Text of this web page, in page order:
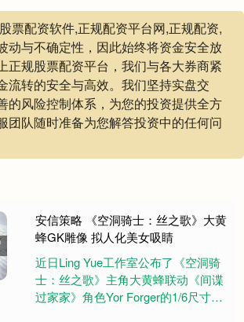
票配资软件,正规配资平台网,正规配资,
动与不确定性，因此始终将资金安全放
正规股票配资平台，我们与各大券商紧
流转的安全与高效。我们坚持实盘交
的风险控制体系，为您的投资提供全方
团队随时准备为您解答投资中的任何问
安信策略 《空洞骑士：丝之歌》大黄
蜂GK雕像 拟人化美女吸睛
近日Ling Yue工作室公布了《空洞骑
士：丝之歌》主角大黄蜂联动《间谍
过家家》角色Yor Forger的1/6尺寸GK